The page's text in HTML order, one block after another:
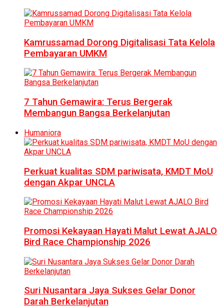
Kamrussamad Dorong Digitalisasi Tata Kelola
Pembayaran UMKM
7 Tahun Gemawira: Terus Bergerak
Membangun Bangsa Berkelanjutan
Humaniora
Perkuat kualitas SDM pariwisata, KMDT MoU
dengan Akpar UNCLA
Promosi Kekayaan Hayati Malut Lewat AJALO
Bird Race Championship 2026
Suri Nusantara Jaya Sukses Gelar Donor
Darah Berkelanjutan